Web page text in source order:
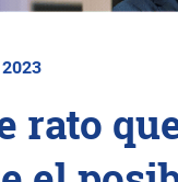
rato